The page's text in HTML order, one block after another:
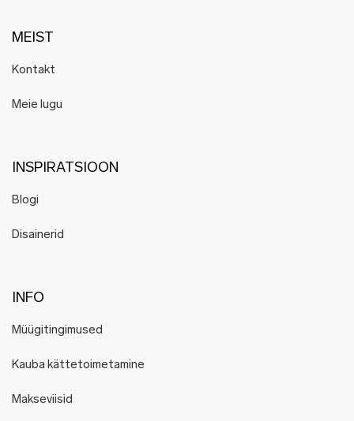
MEIST
Kontakt
Meie lugu
INSPIRATSIOON
Blogi
Disainerid
INFO
Müügitingimused
Kauba kättetoimetamine
Makseviisid